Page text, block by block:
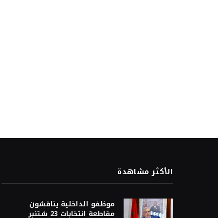
الأكثر مشاهدة
موظفو الداخلية يناقشون
مقاطعة انتخابات 23 شتنبر